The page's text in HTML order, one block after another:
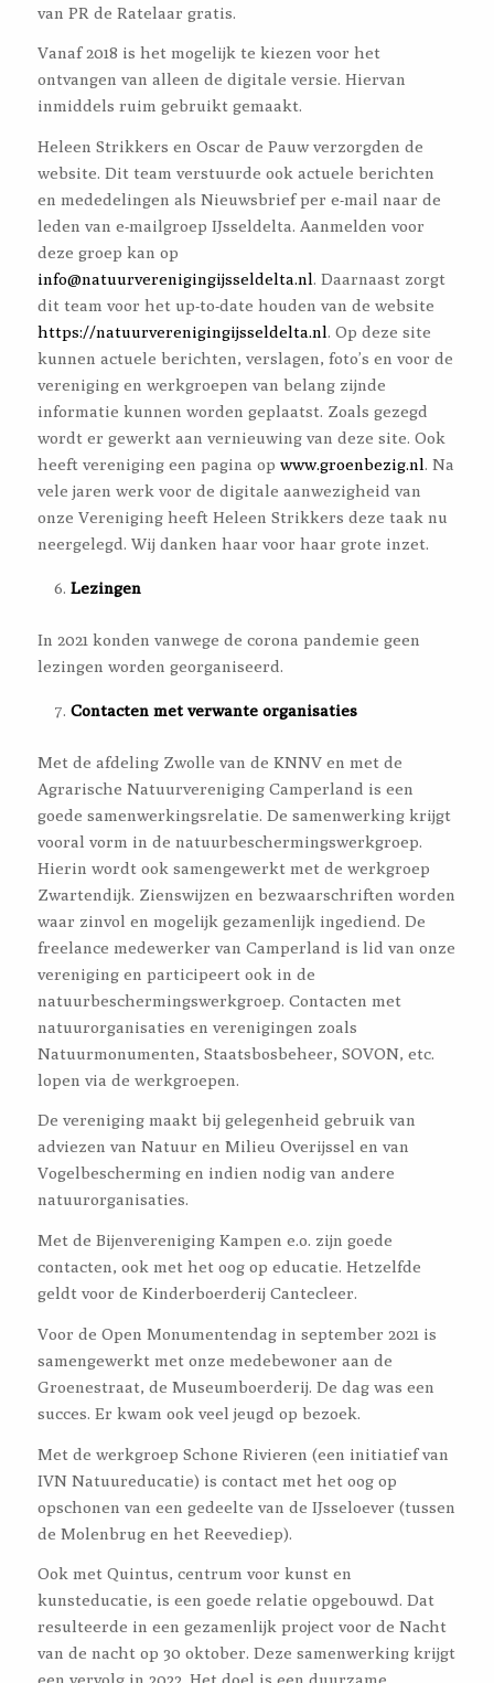
van PR de Ratelaar gratis.
Vanaf 2018 is het mogelijk te kiezen voor het
ontvangen van alleen de digitale versie. Hiervan
inmiddels ruim gebruikt gemaakt.
Heleen Strikkers en Oscar de Pauw verzorgden de
website. Dit team verstuurde ook actuele berichten
en mededelingen als Nieuwsbrief per e-mail naar de
leden van e-mailgroep IJsseldelta. Aanmelden voor
deze groep kan op
info@natuurverenigingijsseldelta.nl. Daarnaast zorgt
dit team voor het up-to-date houden van de website
https://natuurverenigingijsseldelta.nl. Op deze site
kunnen actuele berichten, verslagen, foto’s en voor de
vereniging en werkgroepen van belang zijnde
informatie kunnen worden geplaatst. Zoals gezegd
wordt er gewerkt aan vernieuwing van deze site. Ook
heeft vereniging een pagina op www.groenbezig.nl. Na
vele jaren werk voor de digitale aanwezigheid van
onze Vereniging heeft Heleen Strikkers deze taak nu
neergelegd. Wij danken haar voor haar grote inzet.
Lezingen
In 2021 konden vanwege de corona pandemie geen
lezingen worden georganiseerd.
Contacten met verwante organisaties
Met de afdeling Zwolle van de KNNV en met de
Agrarische Natuurvereniging Camperland is een
goede samenwerkingsrelatie. De samenwerking krijgt
vooral vorm in de natuurbeschermingswerkgroep.
Hierin wordt ook samengewerkt met de werkgroep
Zwartendijk. Zienswijzen en bezwaarschriften worden
waar zinvol en mogelijk gezamenlijk ingediend. De
freelance medewerker van Camperland is lid van onze
vereniging en participeert ook in de
natuurbeschermingswerkgroep. Contacten met
natuurorganisaties en verenigingen zoals
Natuurmonumenten, Staatsbosbeheer, SOVON, etc.
lopen via de werkgroepen.
De vereniging maakt bij gelegenheid gebruik van
adviezen van Natuur en Milieu Overijssel en van
Vogelbescherming en indien nodig van andere
natuurorganisaties.
Met de Bijenvereniging Kampen e.o. zijn goede
contacten, ook met het oog op educatie. Hetzelfde
geldt voor de Kinderboerderij Cantecleer.
Voor de Open Monumentendag in september 2021 is
samengewerkt met onze medebewoner aan de
Groenestraat, de Museumboerderij. De dag was een
succes. Er kwam ook veel jeugd op bezoek.
Met de werkgroep Schone Rivieren (een initiatief van
IVN Natuureducatie) is contact met het oog op
opschonen van een gedeelte van de IJsseloever (tussen
de Molenbrug en het Reevediep).
Ook met Quintus, centrum voor kunst en
kunsteducatie, is een goede relatie opgebouwd. Dat
resulteerde in een gezamenlijk project voor de Nacht
van de nacht op 30 oktober. Deze samenwerking krijgt